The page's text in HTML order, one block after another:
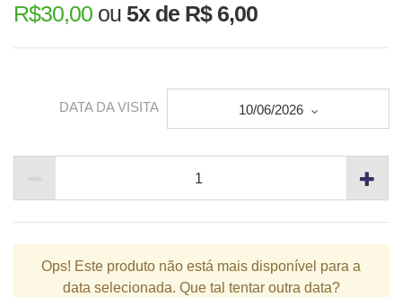
R$30,00 ou 5x de R$ 6,00
DATA DA VISITA 10/06/2026
Ops! Este produto não está mais disponível para a
data selecionada. Que tal tentar outra data?